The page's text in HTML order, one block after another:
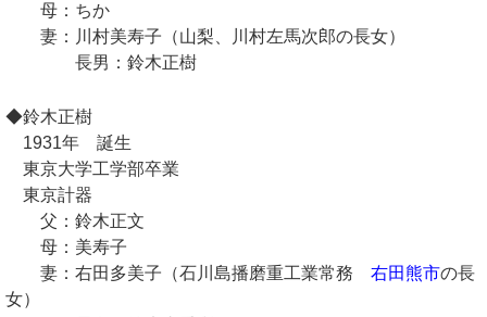
母：ちか
妻：川村美寿子（山梨、川村左馬次郎の長女）
長男：鈴木正樹
◆鈴木正樹
1931年 誕生
東京大学工学部卒業
東京計器
父：鈴木正文
母：美寿子
妻：右田多美子（石川島播磨重工業常務 右田熊市の長
女）